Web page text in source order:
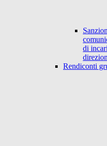
di
Rendiconti